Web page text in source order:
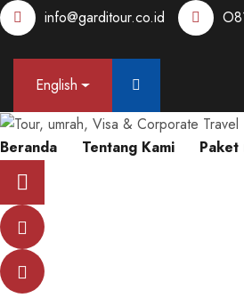
info@garditour.co.id
English
Beranda Tentang Kami Paket